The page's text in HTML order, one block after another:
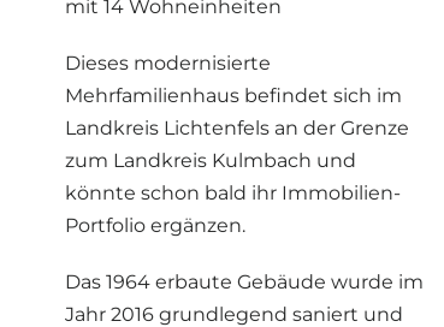
mit 14 Wohneinheiten
Dieses modernisierte
Mehrfamilienhaus befindet sich im
Landkreis Lichtenfels an der Grenze
zum Landkreis Kulmbach und
könnte schon bald ihr Immobilien-
Portfolio ergänzen.
Das 1964 erbaute Gebäude wurde im
Jahr 2016 grundlegend saniert und